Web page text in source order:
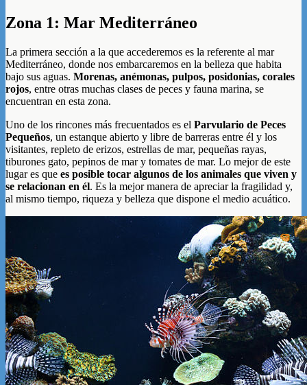
Zona 1: Mar Mediterráneo
La primera sección a la que accederemos es la referente al mar
Mediterráneo, donde nos embarcaremos en la belleza que habita
bajo sus aguas. Morenas, anémonas, pulpos, posidonias, corales
rojos, entre otras muchas clases de peces y fauna marina, se
encuentran en esta zona.
Uno de los rincones más frecuentados es el Parvulario de Peces
Pequeños, un estanque abierto y libre de barreras entre él y los
visitantes, repleto de erizos, estrellas de mar, pequeñas rayas,
tiburones gato, pepinos de mar y tomates de mar. Lo mejor de este
lugar es que es posible tocar algunos de los animales que viven y
se relacionan en él. Es la mejor manera de apreciar la fragilidad y,
al mismo tiempo, riqueza y belleza que dispone el medio acuático.